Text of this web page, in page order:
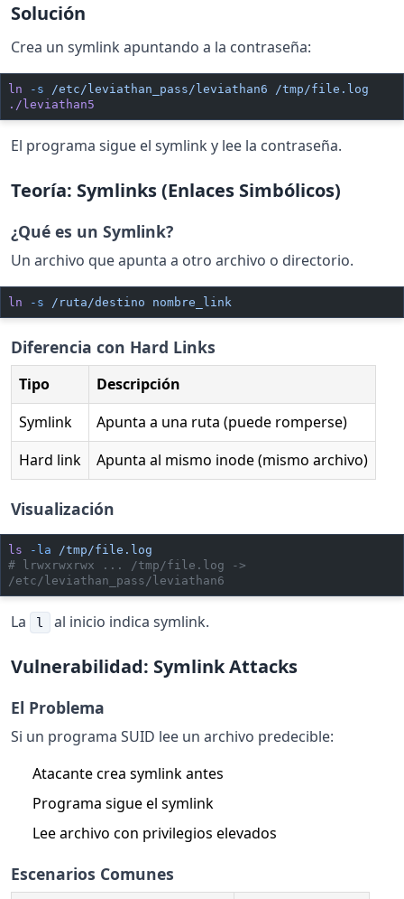
Solución
Crea un symlink apuntando a la contraseña:
ln -s /etc/leviathan_pass/leviathan6 /tmp/file.log
./leviathan5
El programa sigue el symlink y lee la contraseña.
Teoría: Symlinks (Enlaces Simbólicos)
¿Qué es un Symlink?
Un archivo que apunta a otro archivo o directorio.
ln -s /ruta/destino nombre_link
Diferencia con Hard Links
Tipo
Descripción
Symlink
Apunta a una ruta (puede romperse)
Hard link
Apunta al mismo inode (mismo archivo)
Visualización
ls -la /tmp/file.log
# lrwxrwxrwx ... /tmp/file.log ->
/etc/leviathan_pass/leviathan6
La l al inicio indica symlink.
Vulnerabilidad: Symlink Attacks
El Problema
Si un programa SUID lee un archivo predecible:
Atacante crea symlink antes
Programa sigue el symlink
Lee archivo con privilegios elevados
Escenarios Comunes